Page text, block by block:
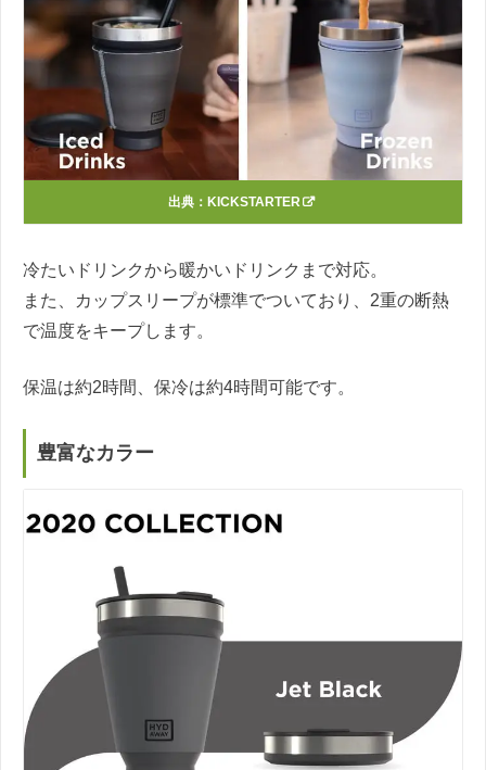
出典： KICKSTARTER
冷たいドリンクから暖かいドリンクまで対応。
また、カップスリープが標準でついており、2重の断熱
で温度をキープします。
保温は約2時間、保冷は約4時間可能です。
豊富なカラー